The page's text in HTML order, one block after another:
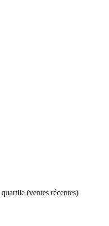
(ventes récentes)